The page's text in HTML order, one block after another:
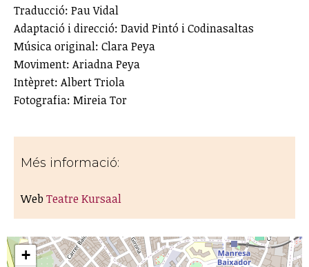
Traducció: Pau Vidal
Adaptació i direcció: David Pintó i Codinasaltas
Música original: Clara Peya
Moviment: Ariadna Peya
Intèpret: Albert Triola
Fotografia: Mireia Tor
Més informació:
WebTeatre Kursaal
+